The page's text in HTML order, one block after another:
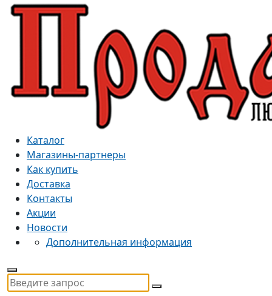
Каталог
Магазины-партнеры
Как купить
Доставка
Контакты
Акции
Новости
Дополнительная информация